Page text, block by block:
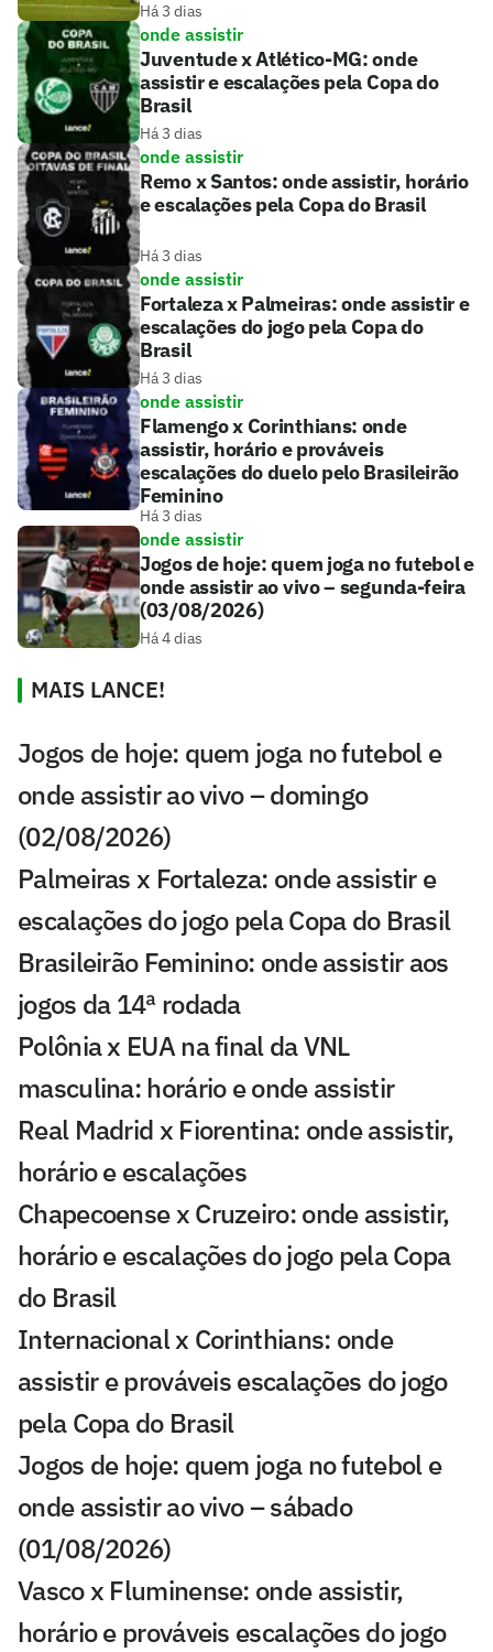
Há 3 dias
onde assistir
Juventude x Atlético-MG: onde
assistir e escalações pela Copa do
Brasil
Há 3 dias
onde assistir
Remo x Santos: onde assistir, horário
e escalações pela Copa do Brasil
Há 3 dias
onde assistir
Fortaleza x Palmeiras: onde assistir e
escalações do jogo pela Copa do
Brasil
Há 3 dias
onde assistir
Flamengo x Corinthians: onde
assistir, horário e prováveis
escalações do duelo pelo Brasileirão
Feminino
Há 3 dias
onde assistir
Jogos de hoje: quem joga no futebol e
onde assistir ao vivo – segunda-feira
(03/08/2026)
Há 4 dias
MAIS LANCE!
Jogos de hoje: quem joga no futebol e
onde assistir ao vivo – domingo
(02/08/2026)
Palmeiras x Fortaleza: onde assistir e
escalações do jogo pela Copa do Brasil
Brasileirão Feminino: onde assistir aos
jogos da 14ª rodada
Polônia x EUA na final da VNL
masculina: horário e onde assistir
Real Madrid x Fiorentina: onde assistir,
horário e escalações
Chapecoense x Cruzeiro: onde assistir,
horário e escalações do jogo pela Copa
do Brasil
Internacional x Corinthians: onde
assistir e prováveis escalações do jogo
pela Copa do Brasil
Jogos de hoje: quem joga no futebol e
onde assistir ao vivo – sábado
(01/08/2026)
Vasco x Fluminense: onde assistir,
horário e prováveis escalações do jogo